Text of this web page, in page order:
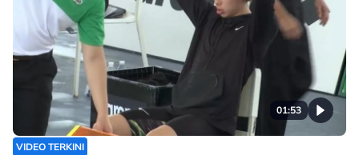
01:53
VIDEO TERKINI